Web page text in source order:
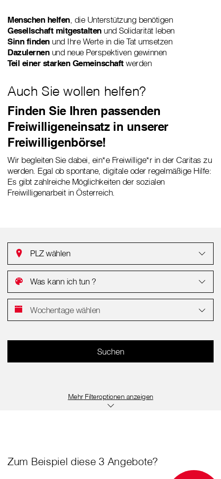
Menschen helfen, die Unterstützung benötigen
Gesellschaft mitgestaltenund Solidarität leben
Sinn findenund Ihre Werte in die Tat umsetzen
Dazulernenund neue Perspektiven gewinnen
Teil einer starken Gemeinschaftwerden
Auch Sie wollen helfen?
Finden Sie Ihren passenden
Freiwilligeneinsatz in unserer
Freiwilligenbörse!
Wir begleiten Sie dabei, ein*e Freiwillige*r in der Caritas zu
werden. Egal ob spontane, digitale oder regelmäßige Hilfe:
Es gibt zahlreiche Möglichkeiten der sozialen
Freiwilligenarbeit in Österreich.
PLZ wählen
Was kann ich tun ?
Wochentage wählen
Filteroptionen anzeigen
Zum Beispiel diese 3 Angebote?